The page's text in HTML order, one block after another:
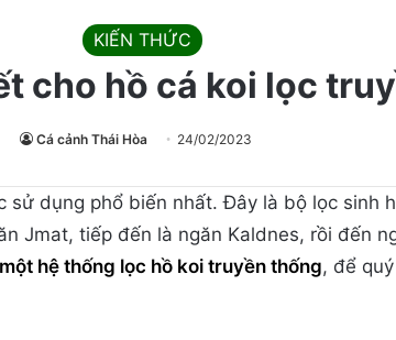
KIẾN THỨC
cho hồ cá koi lọc
Cá cảnh Thái Hòa 24/02/2023
sử dụng phổ biến nhất. Đây là bộ lọc sinh
Jmat, tiếp đến là ngăn Kaldnes, rồi đến
hệ thống lọc hồ koi truyền thống, để